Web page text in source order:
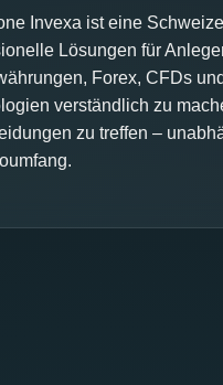
Invexa ist eine
Lösungen für
Forex, CFDs
verständlich zu
zu treffen –